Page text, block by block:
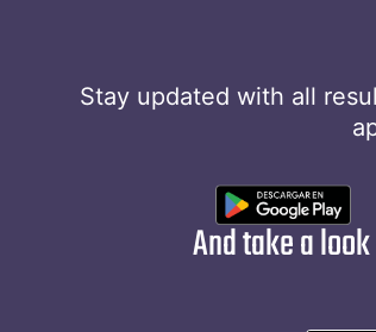
Stay updated with all
And take a